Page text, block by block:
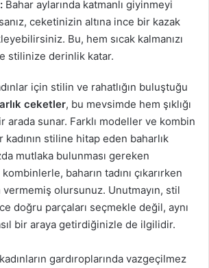
Bahar aylarında katmanlı giyinmeyi
ceketinizin altına ince bir kazak
Bu, hem sıcak kalmanızı
stilinize derinlik katar.
için stilin ve rahatlığın buluştuğu
ceketler, bu mevsimde hem şıklığı
arada sunar. Farklı modeller ve kombin
stiline hitap eden baharlık
mutlaka bulunması gereken
baharın tadını çıkarırken
vermemiş olursunuz. Unutmayın, stil
doğru parçaları seçmekle değil, aynı
bir araya getirdiğinizle de ilgilidir.
gardıroplarında vazgeçilmez